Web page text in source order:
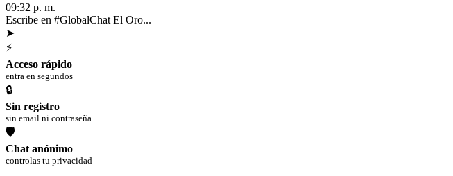
09:32 p. m.
Escribe en #GlobalChat El Oro...
➤
⚡
Acceso rápido
entra en segundos
🔒
Sin registro
sin email ni contraseña
🛡
Chat anónimo
controlas tu privacidad